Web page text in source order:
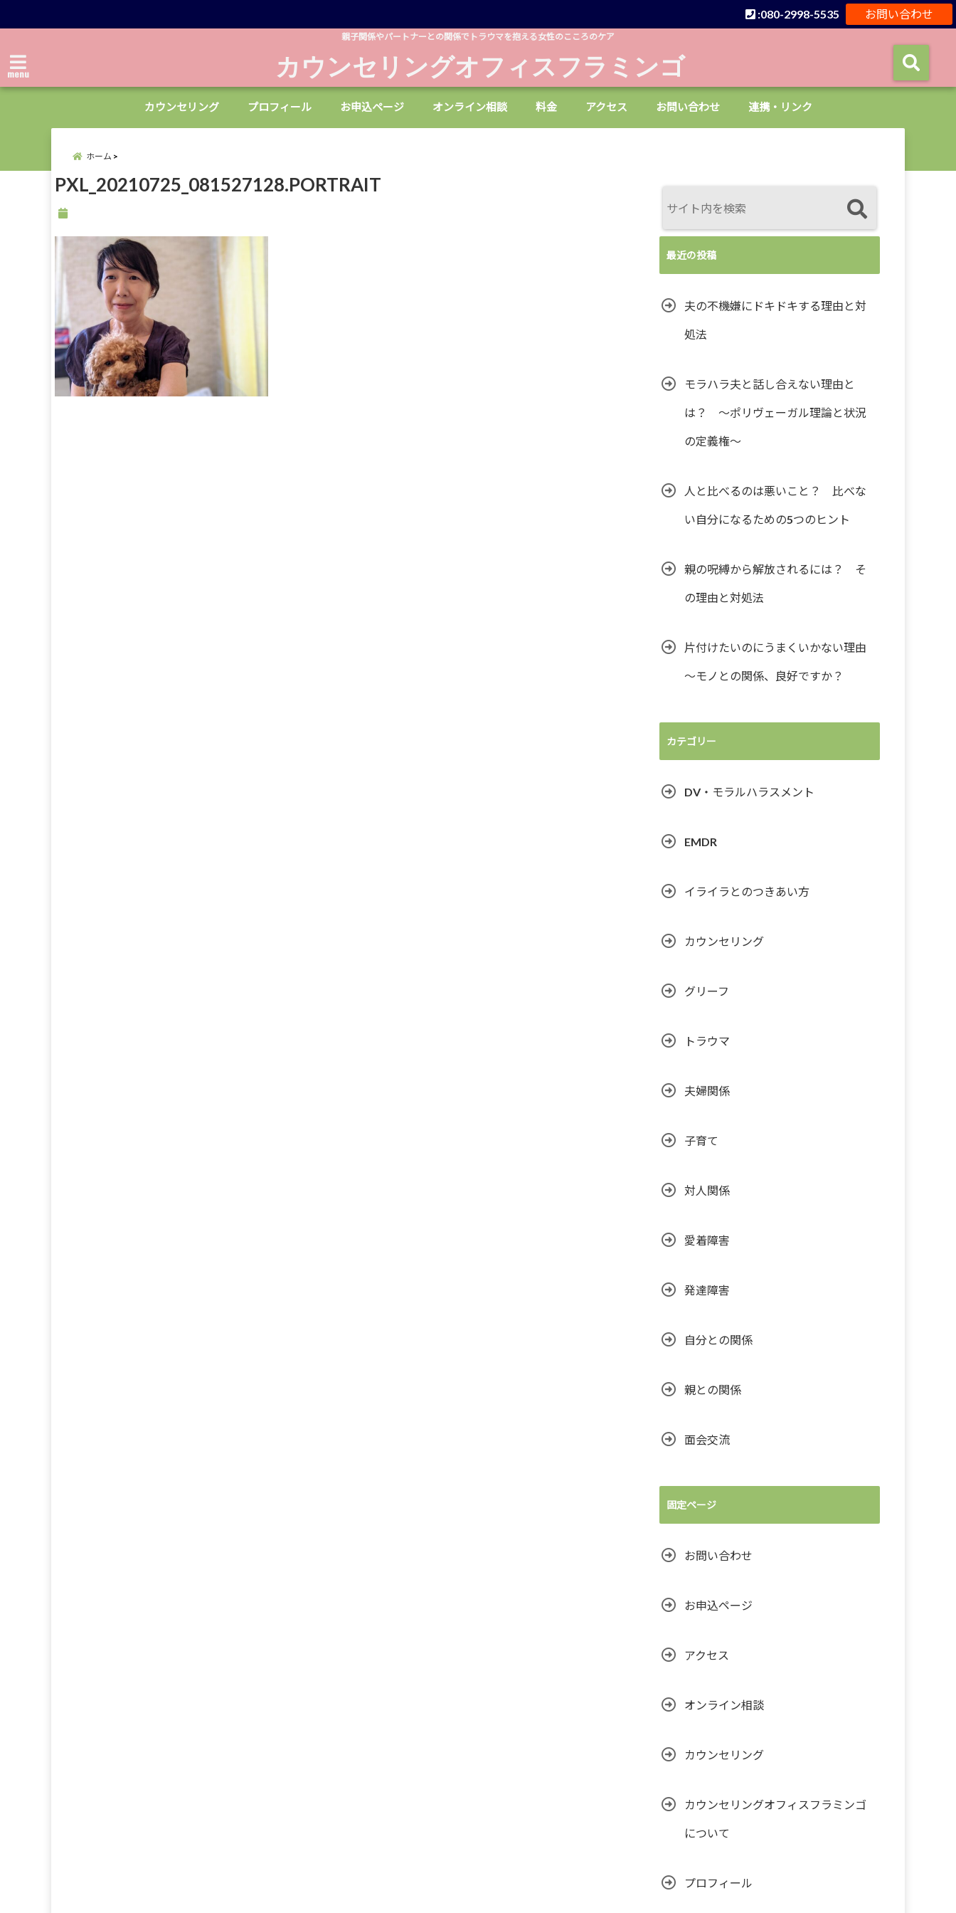
お問い合わせ
:080-2998-5535
親子関係やパートナーとの関係でトラウマを抱える女性のこころのケア
menu カウンセリングオフィスフラミンゴ
カウンセリング プロフィール お申込ページ オンライン相談 料金 アクセス お問い合わせ 連携・リンク
ホーム
PXL_20210725_081527128.PORTRAIT
最近の投稿
夫の不機嫌にドキドキする理由と対
処法
モラハラ夫と話し合えない理由と
は？ ～ポリヴェーガル理論と状況
の定義権～
人と比べるのは悪いこと？ 比べな
い自分になるための5つのヒント
親の呪縛から解放されるには？ そ
の理由と対処法
片付けたいのにうまくいかない理由
～モノとの関係、良好ですか？
カテゴリー
DV・モラルハラスメント
EMDR
イライラとのつきあい方
カウンセリング
グリーフ
トラウマ
夫婦関係
子育て
対人関係
愛着障害
発達障害
自分との関係
親との関係
面会交流
固定ページ
お問い合わせ
お申込ページ
アクセス
オンライン相談
カウンセリング
カウンセリングオフィスフラミンゴ
について
プロフィール